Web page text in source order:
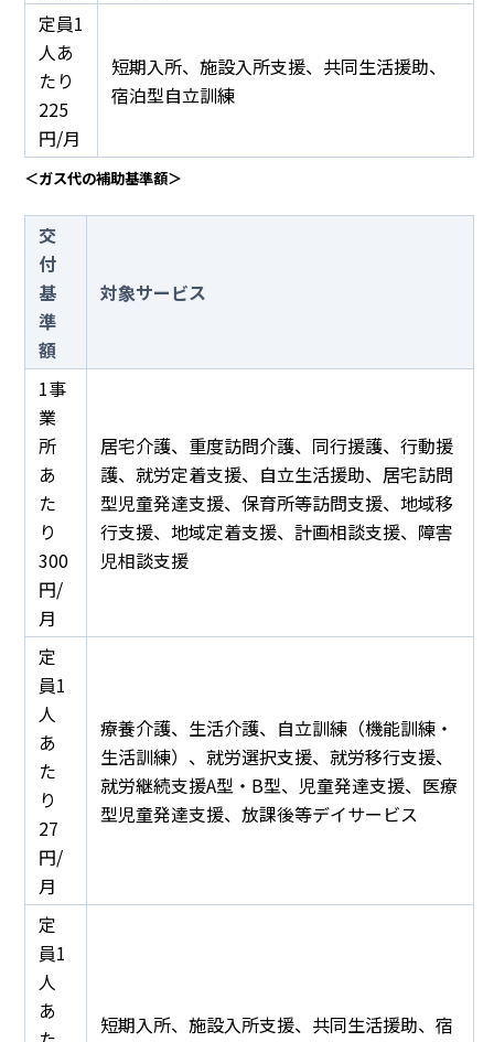
定員1
人あ
たり
225
円/月
短期入所、施設入所支援、共同生活援助、
宿泊型自立訓練
＜ガス代の補助基準額＞
交
付
基
準
額
対象サービス
1事
業
所
あ
た
り
300
円/
月
居宅介護、重度訪問介護、同行援護、行動援
護、就労定着支援、自立生活援助、居宅訪問
型児童発達支援、保育所等訪問支援、地域移
行支援、地域定着支援、計画相談支援、障害
児相談支援
定
員1
人
あ
た
り
27
円/
月
療養介護、生活介護、自立訓練（機能訓練・
生活訓練）、就労選択支援、就労移行支援、
就労継続支援A型・B型、児童発達支援、医療
型児童発達支援、放課後等デイサービス
定
員1
人
あ
短期入所、施設入所支援、共同生活援助、宿